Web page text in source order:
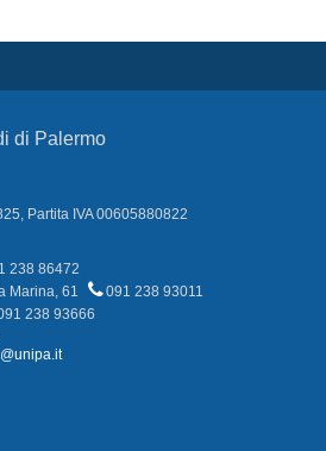
di Palermo
Partita IVA 00605880822
238 86472
Marina, 61
091 238 93011
238 93666